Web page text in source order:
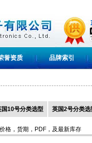
誉资质 品牌索引
国10号分类选型 英国2号分类选
格，货期，PDF，及最新库存